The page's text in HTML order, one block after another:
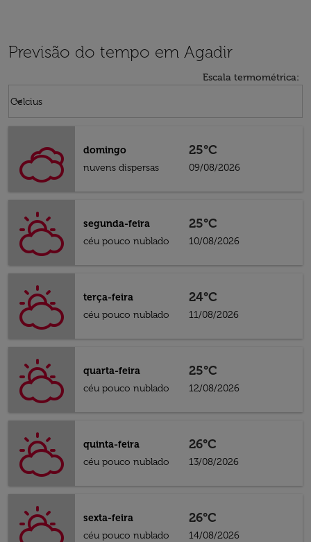
Previsão do tempo em Agadir
Escala termométrica:
Celcius
keyboard_arrow_down
domingo
nuvens dispersas
25°C
09/08/2026
segunda-feira
céu pouco nublado
25°C
10/08/2026
terça-feira
céu pouco nublado
24°C
11/08/2026
quarta-feira
céu pouco nublado
25°C
12/08/2026
quinta-feira
céu pouco nublado
26°C
13/08/2026
sexta-feira
céu pouco nublado
26°C
14/08/2026